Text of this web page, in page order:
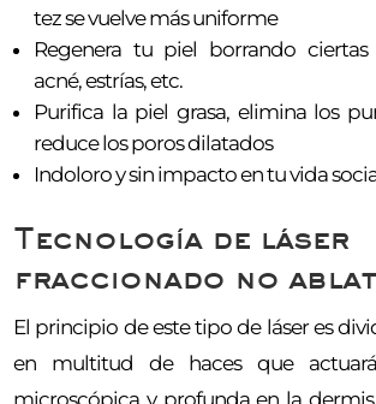
tez se vuelve más uniforme
Regenera tu piel borrando
acné, estrías, etc.
Purifica la piel grasa, elimina los
reduce los poros dilatados
Indoloro y sin impacto en tu vida
Tecnología de láser
fraccionado no
El principio de este tipo de láser es
en multitud de haces que
microscópica y profunda en la